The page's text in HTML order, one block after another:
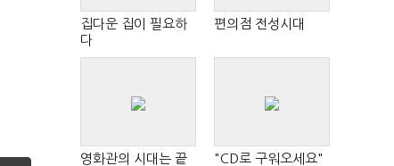
집다운 집이 필요하
다
편의점 전성시대
영화관의 시대는 끝
"CD로 구워오세요"